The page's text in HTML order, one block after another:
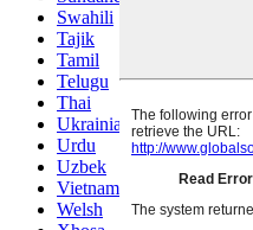
Swahili
Tajik
Tamil
Telugu
Thai
Ukrainian
Urdu
Uzbek
Vietnamese
Welsh